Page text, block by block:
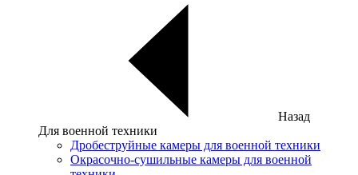
Назад
Для военной техники
Дробеструйные камеры для военной техники
Окрасочно-сушильные камеры для военной